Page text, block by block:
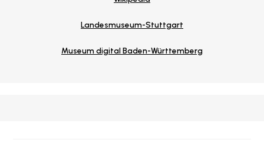
Landesmuseum-Stuttgart
Museum digital Baden-Württemberg